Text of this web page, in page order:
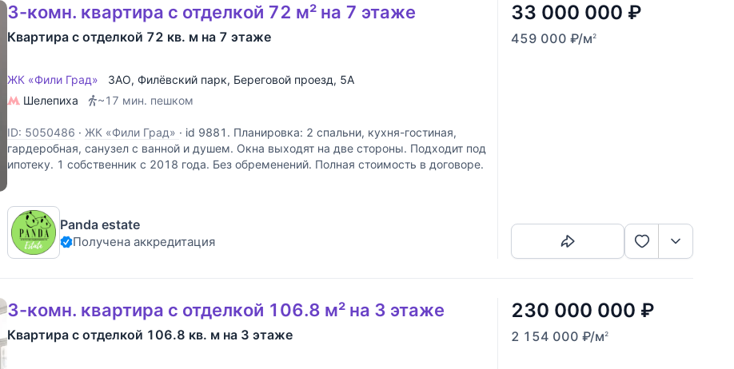
3-комн. квартира с отделкой 72 м² на 7 этаже
Квартира с отделкой 72 кв. м на 7 этаже
ЖК «Фили Град» ЗАО, Филёвский парк, Береговой проезд, 5А
Шелепиха
~17 мин. пешком
ID: 5050486 · ЖК «Фили Град» · id 9881. Планировка: 2 спальни, кухня-гостиная,
гардеробная, санузел с ванной и душем. Окна выходят на две стороны. Подходит под
ипотеку. 1 собственник с 2018 года. Без обременений. Полная стоимость в договоре.
Panda estate
Получена аккредитация
33 000 000 ₽
459 000 ₽/м2
3-комн. квартира с отделкой 106.8 м² на 3 этаже
Квартира с отделкой 106.8 кв. м на 3 этаже
230 000 000 ₽
2 154 000 ₽/м2